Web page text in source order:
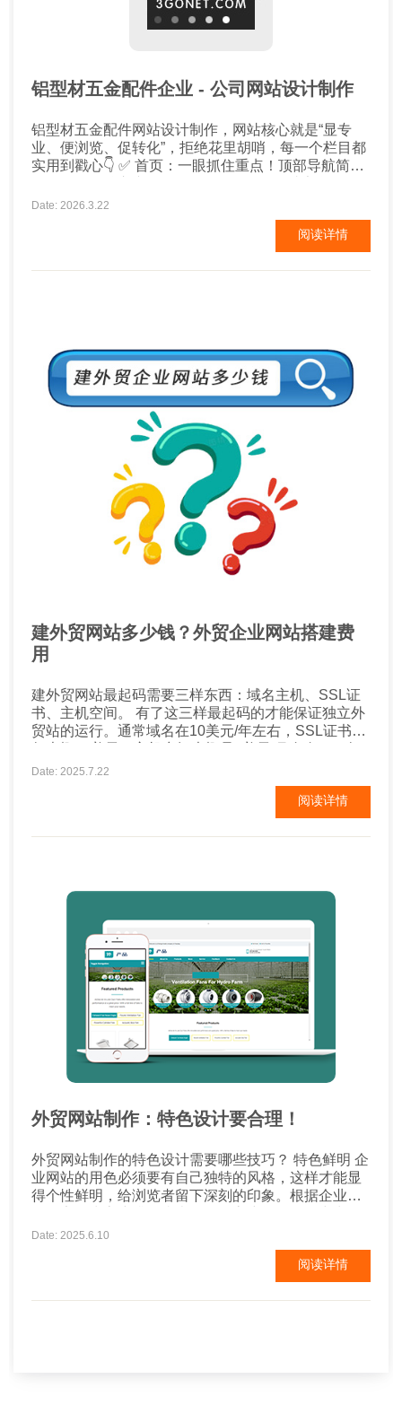
铝型材五金配件企业 - 公司网站设计制作
铝型材五金配件网站设计制作，网站核心就是“显专
业、便浏览、促转化”，拒绝花里胡哨，每一个栏目都
实用到戳心👇 ✅ 首页：一眼抓住重点！顶部导航简洁
企业实力，搭配真实项目案例缩略图，3秒让访客知道
你是做什么的、优势在哪，加载速度控制在3秒内，避
Date: 2026.3.22
阅读详情
建外贸网站多少钱？外贸企业网站搭建费
用
建外贸网站最起码需要三样东西：域名主机、SSL证
书、主机空间。 有了这三样最起码的才能保证独立外
贸站的运行。通常域名在10美元/年左右，SSL证书一
算下来差不多主机空间是100美元。 但是大部分主机
商SSL证书都是免费赠送的，有一些主机商域名也可
以免费赠送，所以平均下来就是110美元，按照现在
美元汇率1:6.5算，就是700元/年。而且这个费用应...
Date: 2025.7.22
阅读详情
外贸网站制作：特色设计要合理！
外贸网站制作的特色设计需要哪些技巧？ 特色鲜明 企
业网站的用色必须要有自己独特的风格，这样才能显
得个性鲜明，给浏览者留下深刻的印象。根据企业的
业的特点，并创造出与众不同的色彩效果。 搭配合理
企业网站制作虽然属于平面设计的范畴，但它又与其
它平面设计不同，它在遵从艺术规律的同时，还考虑
Date: 2025.6.10
阅读详情